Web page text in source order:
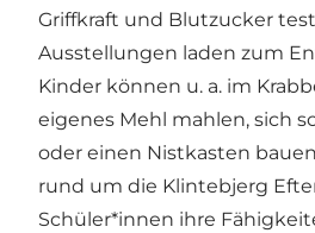
Griffkraft und Blutzucker
Ausstellungen laden zum
Kinder können u. a. im
eigenes Mehl mahlen, sich
oder einen Nistkasten
rund um die Klintebjerg
Schüler*innen ihre